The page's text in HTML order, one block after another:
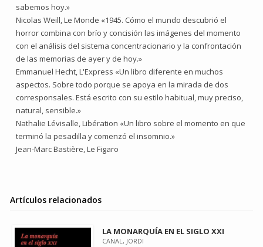
sabemos hoy.»
Nicolas Weill, Le Monde «1945. Cómo el mundo descubrió el
horror combina con brío y concisión las imágenes del momento
con el análisis del sistema concentracionario y la confrontación
de las memorias de ayer y de hoy.»
Emmanuel Hecht, L'Express «Un libro diferente en muchos
aspectos. Sobre todo porque se apoya en la mirada de dos
corresponsales. Está escrito con su estilo habitual, muy preciso,
natural, sensible.»
Nathalie Lévisalle, Libération «Un libro sobre el momento en que
terminó la pesadilla y comenzó el insomnio.»
Jean-Marc Bastière, Le Figaro
Artículos relacionados
LA MONARQUÍA EN EL SIGLO XXI
CANAL, JORDI